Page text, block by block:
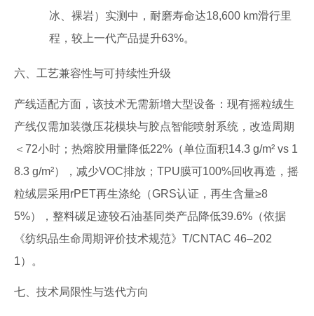
冰、裸岩）实测中，耐磨寿命达18,600 km滑行里
程，较上一代产品提升63%。
六、工艺兼容性与可持续性升级
产线适配方面，该技术无需新增大型设备：现有摇粒绒生
产线仅需加装微压花模块与胶点智能喷射系统，改造周期
＜72小时；热熔胶用量降低22%（单位面积14.3 g/m² vs 1
8.3 g/m²），减少VOC排放；TPU膜可100%回收再造，摇
粒绒层采用rPET再生涤纶（GRS认证，再生含量≥8
5%），整料碳足迹较石油基同类产品降低39.6%（依据
《纺织品生命周期评价技术规范》T/CNTAC 46–202
1）。
七、技术局限性与迭代方向